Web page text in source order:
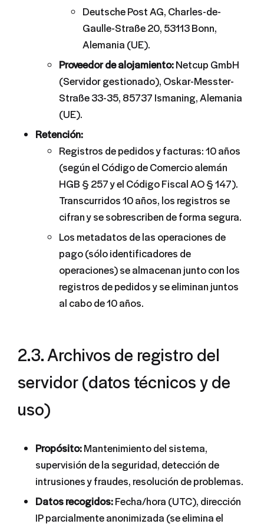
Deutsche Post AG, Charles-de-
Gaulle-Straße 20, 53113 Bonn,
Alemania (UE).
Proveedor de alojamiento:Netcup GmbH
(Servidor gestionado), Oskar-Messter-
Straße 33-35, 85737 Ismaning, Alemania
(UE).
Retención:
Registros de pedidos y facturas: 10 años
(según el Código de Comercio alemán
HGB § 257 y el Código Fiscal AO § 147).
Transcurridos 10 años, los registros se
cifran y se sobrescriben de forma segura.
Los metadatos de las operaciones de
pago (sólo identificadores de
operaciones) se almacenan junto con los
registros de pedidos y se eliminan juntos
al cabo de 10 años.
2.3. Archivos de registro del
servidor (datos técnicos y de
uso)
Propósito:Mantenimiento del sistema,
supervisión de la seguridad, detección de
intrusiones y fraudes, resolución de problemas.
Datos recogidos:Fecha/hora (UTC), dirección
IP parcialmente anonimizada (se elimina el